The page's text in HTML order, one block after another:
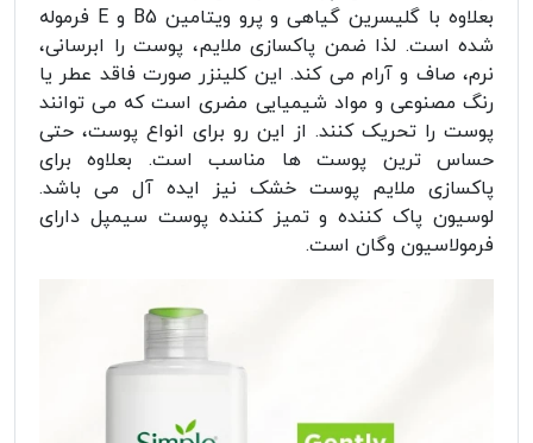
بعلاوه با گلیسرین گیاهی و پرو ویتامین B5 و E فرموله
شده است. لذا ضمن پاکسازی ملایم، پوست را ابرسانی،
نرم، صاف و آرام می کند. این کلینزر صورت فاقد عطر یا
رنگ مصنوعی و مواد شیمیایی مضری است که می توانند
پوست را تحریک کنند. از این رو برای انواع پوست، حتی
حساس ترین پوست ها مناسب است. بعلاوه برای
پاکسازی ملایم پوست خشک نیز ایده آل می باشد.
لوسیون پاک کننده و تمیز کننده پوست سیمپل دارای
فرمولاسیون وگان است.